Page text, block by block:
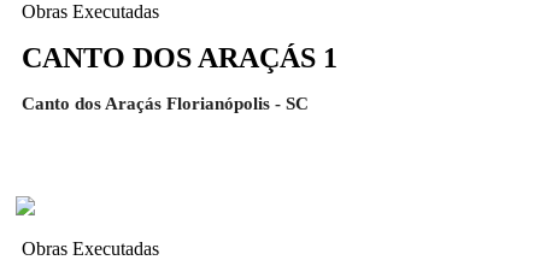
Obras Executadas
CANTO DOS ARAÇÁS 1
Canto dos Araçás Florianópolis - SC
Obras Executadas